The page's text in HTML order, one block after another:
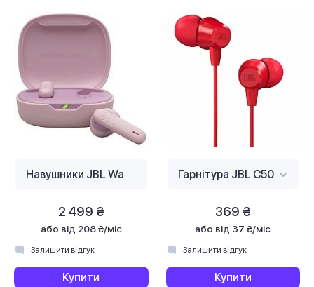
2 499 ₴
або від 208 ₴/міс
Залишити відгук
Купити
369 ₴
або від 37 ₴/міс
Залишити відгук
Купити